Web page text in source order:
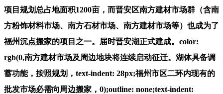
项目规划总占地面积1200亩，而晋安区南方建材市场群（含南
方粉饰材料市场、南方石材市场、南方建材市场等）也成为了
福州沉点搬家的项目之一。届时晋安湖正式建成。color:
rgb(0,南方建材市场及周边地块将连续启动征迁。湖体具备调
蓄功能，按照规划，text-indent: 28px;福州市区二环内现有的
批发市场必需向周边搬家，0);outline: none;text-indent: